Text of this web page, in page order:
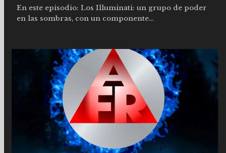
En este episodio: Los Illuminati: un grupo de poder
en las sombras, con un componente...